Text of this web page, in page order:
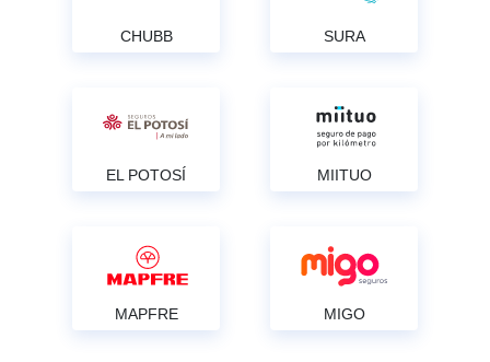
CHUBB SURA
EL POTOSÍ MIITUO
MAPFRE MIGO